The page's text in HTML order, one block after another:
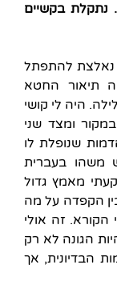
נתקלת בקשיים
נאלצת להתפתל
תיאור החטא
היה לי קושי
ומצד שני
שנופלת לו
משהו בעברית
מאמץ גדול
הקפדה על מה
הקורא. זה אולי
הגונה לא רק
הבדיונית, אך